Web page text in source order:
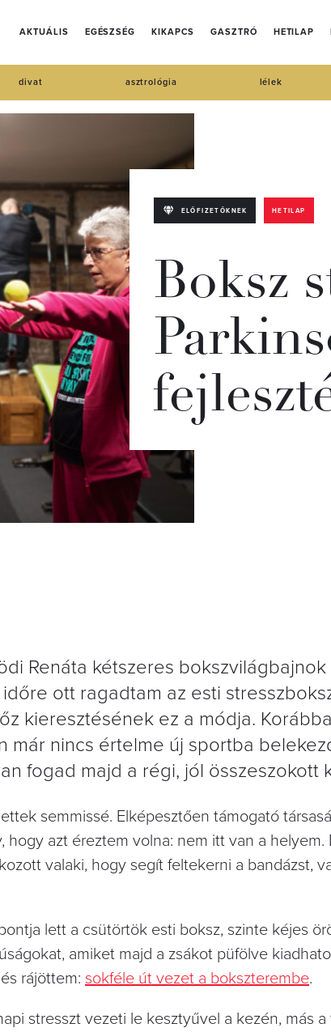
AKTUÁLIS EGÉSZSÉG KIKAPCS GASZTRÓ HETILAP
divat asztrológia lélek
ELŐFIZETŐKNEK HETILAP
Boksz
Renáta kétszeres bokszvilágbajnok
ott ragadtam az esti
kieresztésének ez a módja.
már nincs értelme új sportba
fogad majd a régi, jól összeszokott
semmissé. Elképesztően támogató
hogy azt éreztem volna: nem itt van a helyem.
valaki, hogy segít feltekerni a bandázst,
lett a csütörtök esti boksz, szinte kéjes
amiket majd a zsákot püfölve
rájöttem: sokféle út vezet a bokszterembe.
stresszt vezeti le kesztyűvel a kezén, más a